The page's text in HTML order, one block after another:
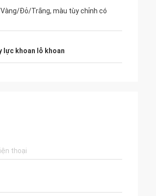
Đỏ/Trắng, màu tùy chỉnh có
lực khoan lỗ khoan